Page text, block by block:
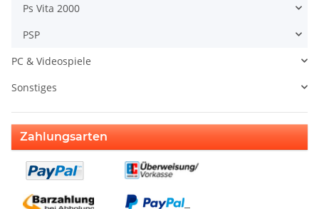
Ps Vita 2000
PSP
PC & Videospiele
Sonstiges
Zahlungsarten